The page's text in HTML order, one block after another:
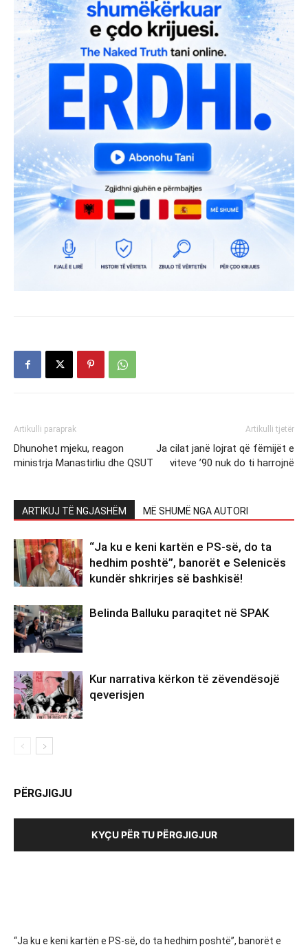
Artikulli paraprak
Dhunohet mjeku, reagon
ministrja Manastirliu dhe QSUT
Artikulli tjetër
Ja cilat janë lojrat që fëmijët e
viteve ’90 nuk do ti harrojnë
ARTIKUJ TË NGJASHËM MË SHUMË NGA AUTORI
“Ja ku e keni kartën e PS-së, do ta
hedhim poshtë”, banorët e Selenicës
kundër shkrirjes së bashkisë!
Belinda Balluku paraqitet në SPAK
Kur narrativa kërkon të zëvendësojë
qeverisjen
PËRGJIGJU
KYÇU PËR TU PËRGJIGJUR
“Ja ku e keni kartën e PS-së, do ta hedhim poshtë”, banorët e